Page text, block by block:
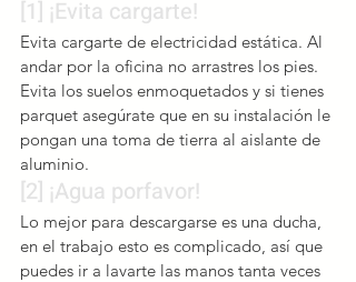
[1] ¡Evita cargarte!
Evita cargarte de electricidad estática. Al
andar por la oficina no arrastres los pies.
Evita los suelos enmoquetados y si tienes
parquet asegúrate que en su instalación le
pongan una toma de tierra al aislante de
aluminio.
[2] ¡Agua porfavor!
Lo mejor para descargarse es una ducha,
en el trabajo esto es complicado, así que
puedes ir a lavarte las manos tanta veces